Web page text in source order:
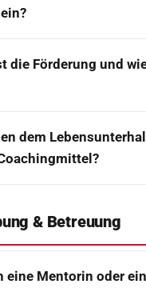
die Förderung und
dem
& Betreuung
eine Mentorin oder